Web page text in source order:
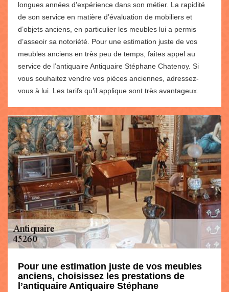
longues années d’expérience dans son métier. La rapidité
de son service en matière d’évaluation de mobiliers et
d’objets anciens, en particulier les meubles lui a permis
d’asseoir sa notoriété. Pour une estimation juste de vos
meubles anciens en très peu de temps, faites appel au
service de l’antiquaire Antiquaire Stéphane Chatenoy. Si
vous souhaitez vendre vos pièces anciennes, adressez-
vous à lui. Les tarifs qu’il applique sont très avantageux.
Pour une estimation juste de vos meubles
anciens, choisissez les prestations de
l’antiquaire Antiquaire Stéphane